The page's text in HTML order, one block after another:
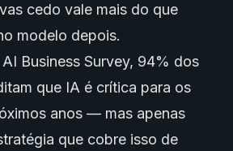
cedo vale mais do que
modelo depois.
Business Survey, 94% dos
que IA é crítica para os
anos — mas apenas
que cobre isso de